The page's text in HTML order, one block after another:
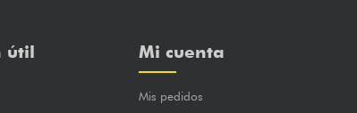
útil Mi cuenta
Mis pedidos